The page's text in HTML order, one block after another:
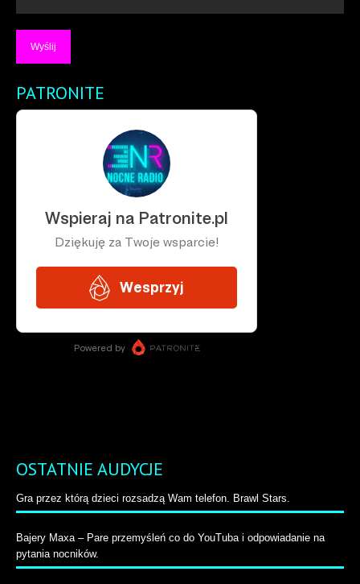
PATRONITE
OSTATNIE AUDYCJE
Gra przez którą dzieci rozsadzą Wam telefon. Brawl Stars.
Bajery Maxa – Pare przemyśleń co do YouTuba i odpowiadanie na
pytania nocników.